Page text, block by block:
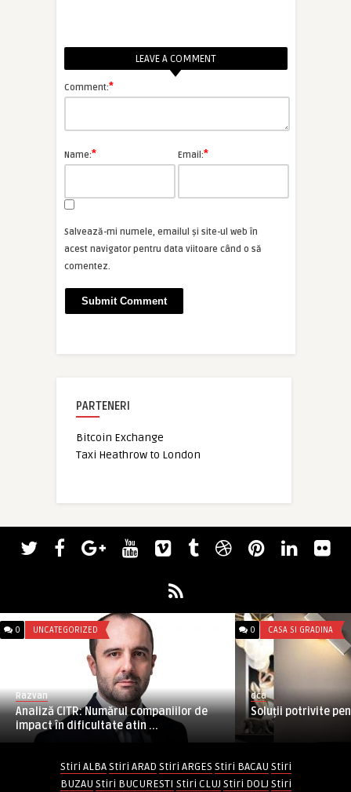
LEAVE A COMMENT
Comment:*
Name:* Email:*
Salvează-mi numele, emailul și site-ul web în
acest navigator pentru data viitoare când o să
comentez.
PARTENERI
Bitcoin Exchange
Taxi Heathrow to London
0 UNCATEGORIZED
Razvan
Analiză CITR: Numărul companiilor de
impact în dificultate atin ...
0 CASA SI GRADINA
dca
Soluții potrivite
Stiri ALBA Stiri ARAD Stiri ARGES Stiri BACAU Stiri
BUZAU Stiri BUCURESTI Stiri CLUJ Stiri DOLJ Stiri